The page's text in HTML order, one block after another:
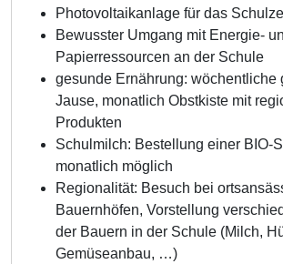
Photovoltaikanlage für das
Bewusster Umgang mit Energie-
Papierressourcen an der Schule
gesunde Ernährung: wöchentliche
Jause, monatlich Obstkiste mit
Produkten
Schulmilch: Bestellung einer BIO-
monatlich möglich
Regionalität: Besuch bei
Bauernhöfen, Vorstellung
der Bauern in der Schule (Milch,
Gemüseanbau, …)